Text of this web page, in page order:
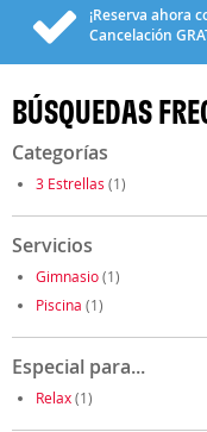
¡Reserva ahora
Cancelación
BÚSQUEDAS
Categorías
3 Estrellas (1)
Servicios
Gimnasio(1)
Piscina (1)
Especial para...
Relax(1)